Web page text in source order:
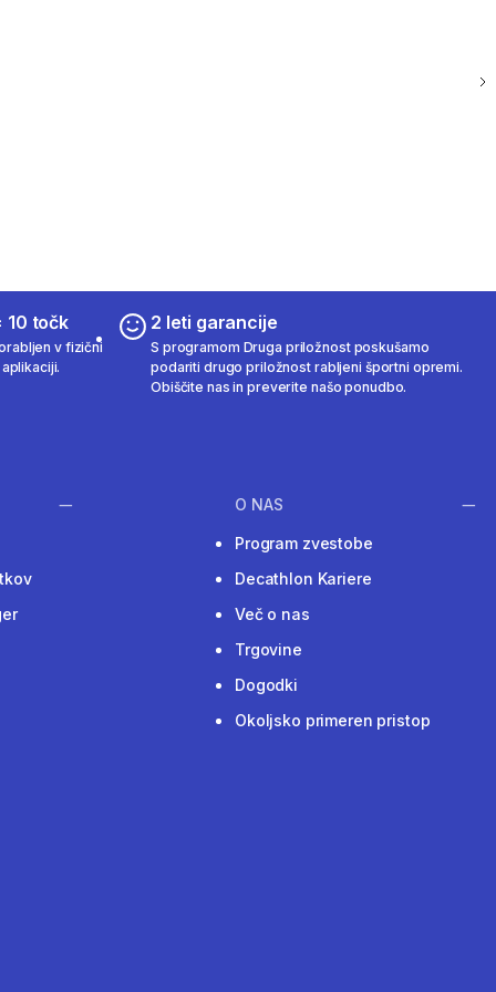
10 točk
v fizični
2 leti garancije
S programom Druga priložnost poskušamo
podariti drugo priložnost rabljeni športni opremi.
Obiščite nas in preverite našo ponudbo.
O NAS
Program zvestobe
Decathlon Kariere
Več o nas
Trgovine
Dogodki
Okoljsko primeren pristop